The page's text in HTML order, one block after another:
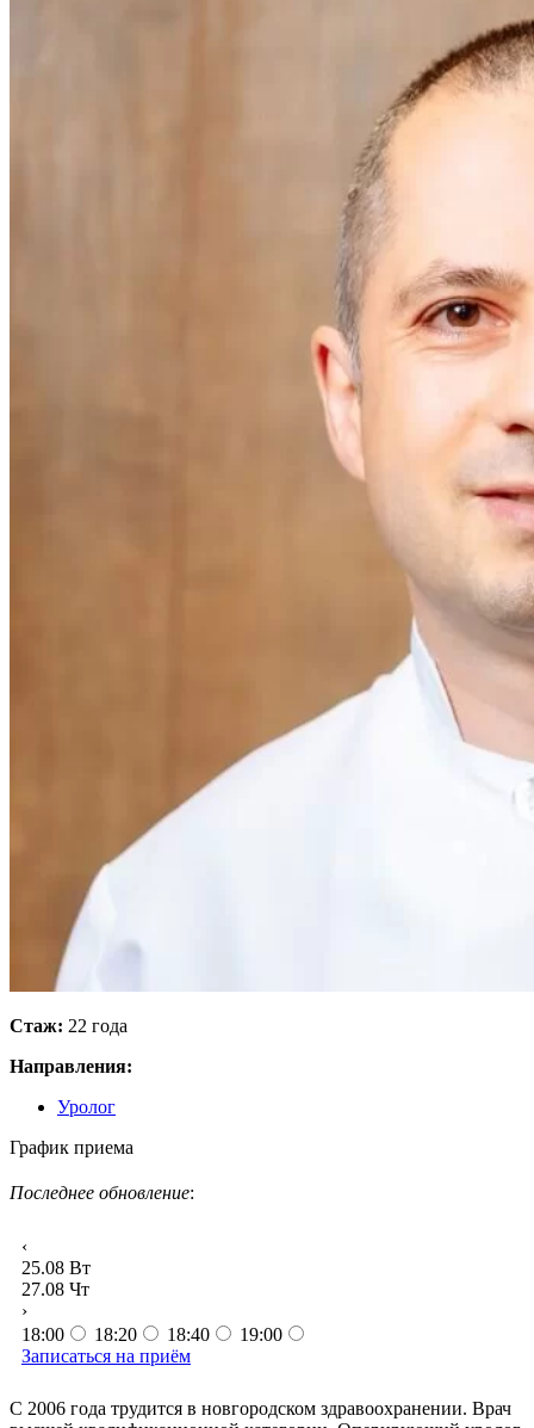
Стаж: 22 года
Направления:
Уролог
График приема
Последнее обновление:
‹
25.08 Вт
27.08 Чт
›
18:00
18:20 18:40
19:00
Записаться на приём
С 2006 года трудится в новгородском здравоохранении. Врач